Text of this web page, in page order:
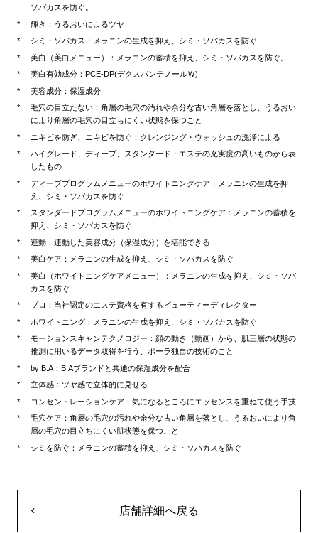
ソバカスを防ぐ。
輝き：うるおいによるツヤ
シミ・ソバカス：メラニンの生成を抑え、シミ・ソバカスを防ぐ
美白（美白メニュー）：メラニンの蓄積を抑え、シミ・ソバカスを防ぐ。
美白有効成分：PCE-DP(デクスパンテノールＷ)
美容成分：保湿成分
毛穴の目立たない：角層の毛穴の汚れや余分な古い角層を落とし、うるおい
により角層の毛穴の目立ちにくい状態を保つこと
ニキビを防ぎ、ニキビを防ぐ：クレンジング・ウォッシュの洗浄による
ハイグレード、ディープ、スタンダード：エステの充実度の高いものから表
したもの
ディーププログラムメニューのホワイトニングケア：メラニンの生成を抑
え、シミ・ソバカスを防ぐ
スタンダードプログラムメニューのホワイトニングケア：メラニンの蓄積を
抑え、シミ・ソバカスを防ぐ
連動：連動した美容成分（保湿成分）を堪能できる
美白ケア：メラニンの生成を抑え、シミ・ソバカスを防ぐ
美白（ホワイトニングケアメニュー）：メラニンの生成を抑え、シミ・ソバ
カスを防ぐ
プロ：当社認定のエステ資格を有するビューティーディレクター
ホワイトニング：メラニンの生成を抑え、シミ・ソバカスを防ぐ
モーションスキャンテクノロジー：顔の動き（動画）から、肌三層の状態の
推測に用いるデータ取得を行う、ポーラ独自の技術のこと
by B.A：B.Aブランドと共通の保湿成分を配合
立体感：ツヤ感で立体的に見せる
コンセントレーションケア：気になるところにエッセンスを重ねて使う手技
毛穴ケア：角層の毛穴の汚れや余分な古い角層を落とし、うるおいにより角
層の毛穴の目立ちにくい肌状態を保つこと
シミを防ぐ：メラニンの蓄積を抑え、シミ・ソバカスを防ぐ
店舗詳細へ戻る